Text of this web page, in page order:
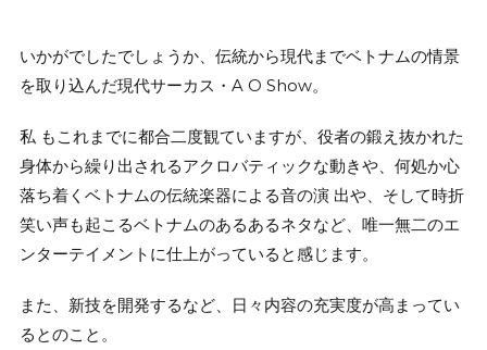
いかがでしたでしょうか、伝統から現代までベトナムの情景
を取り込んだ現代サーカス・A O Show。
私 もこれまでに都合二度観ていますが、役者の鍛え抜かれた
身体から繰り出されるアクロバティックな動きや、何処か心
落ち着くベトナムの伝統楽器による音の演 出や、そして時折
笑い声も起こるベトナムのあるあるネタなど、唯一無二のエ
ンターテイメントに仕上がっていると感じます。
また、新技を開発するなど、日々内容の充実度が高まってい
るとのこと。